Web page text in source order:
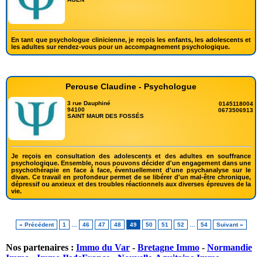
En tant que psychologue clinicienne, je reçois les enfants, les adolescents et
les adultes sur rendez-vous pour un accompagnement psychologique.
Perouse Claudine - Psychologue
3 rue Dauphiné
94100
SAINT MAUR DES FOSSÉS
0145118004
0673506913
Je reçois en consultation des adolescents et des adultes en souffrance
psychologique. Ensemble, nous pouvons décider d'un engagement dans une
psychothérapie en face à face, éventuellement d'une psychanalyse sur le
divan. Ce travail en profondeur permet de se libérer d'un mal-être chronique,
dépressif ou anxieux et des troubles réactionnels aux diverses épreuves de la
vie.
« Précédent 1 … 46 47 48 49 50 51 52 … 54 Suivant »
Nos partenaires : Immo du Var - Bretagne Immo - Normandie